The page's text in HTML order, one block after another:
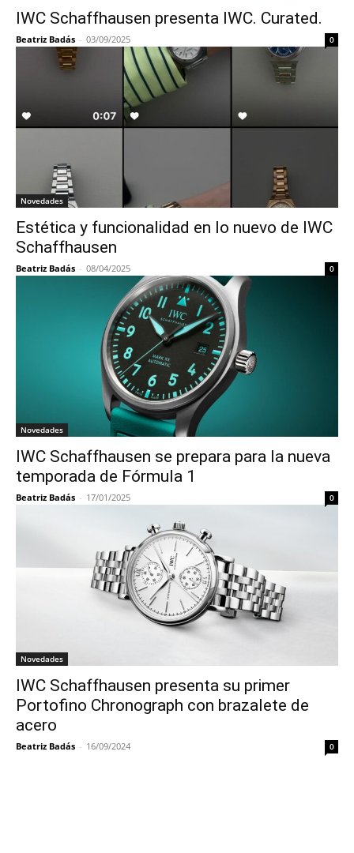
IWC Schaffhausen presenta IWC. Curated.
Beatriz Badás - 03/09/2025 0
Novedades
Estética y funcionalidad en lo nuevo de IWC
Schaffhausen
Beatriz Badás - 08/04/2025 0
Novedades
IWC Schaffhausen se prepara para la nueva
temporada de Fórmula 1
Beatriz Badás - 17/01/2025 0
Novedades
IWC Schaffhausen presenta su primer
Portofino Chronograph con brazalete de
acero
Beatriz Badás - 16/09/2024 0